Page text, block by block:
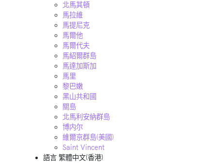
北馬其頓
馬拉維
馬提尼克
馬爾他
馬爾代夫
馬紹爾群島
馬達加斯加
馬里
黎巴嫩
黑山共和國
關島
北馬利安納群島
博内尔
維爾京群島(美國)
Saint Vincent
語言 繁體中文(香港)